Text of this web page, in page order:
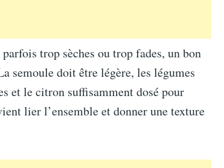
trop sèches ou trop fades, un bon
semoule doit être légère, les légumes
et le citron suffisamment dosé pour
lier l’ensemble et donner une texture